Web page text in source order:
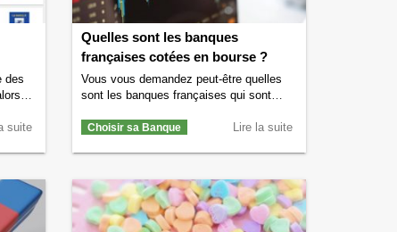
des
de
suite
Quelles sont les banques
françaises cotées en bourse ?
Vous vous demandez peut-être quelles
sont les banques françaises qui sont
cette question alors nous allons assouvir
de grande taille. Outre cette dizaine de
banques ou groupes bancaires, …
Continuer la lecture deQuelles sont les
Lire la suite
Choisir sa Banque